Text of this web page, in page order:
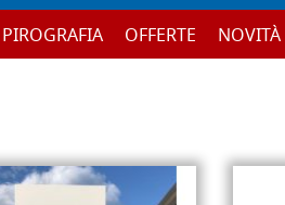
PIROGRAFIA OFFERTE NOVITÀ